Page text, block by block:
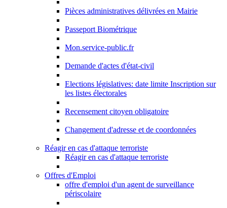
Pièces administratives délivrées en Mairie
Passeport Biométrique
Mon.service-public.fr
Demande d'actes d'état-civil
Elections législatives: date limite Inscription sur
les listes électorales
Recensement citoyen obligatoire
Changement d'adresse et de coordonnées
Réagir en cas d'attaque terroriste
Réagir en cas d'attaque terroriste
Offres d'Emploi
offre d'emploi d'un agent de surveillance
périscolaire